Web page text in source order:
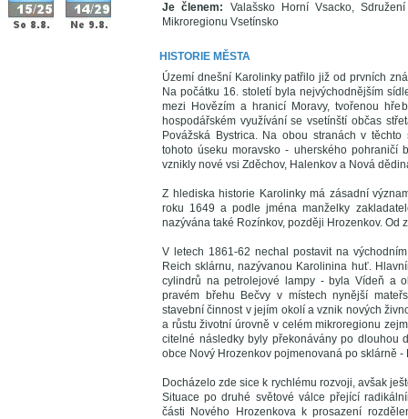
Je členem: Valašsko Horní Vsacko,
Mikroregionu Vsetínsko
HISTORIE MĚSTA
Území dnešní Karolinky patřilo již od prvních
Na počátku 16. století byla nejvýchodnějším
mezi Hovězím a hranicí Moravy, tvořenou
hospodářském využívání se vsetínští občas
Povážská Bystrica. Na obou stranách v
tohoto úseku moravsko - uherského
vznikly nové vsi Zděchov, Halenkov a Nová
Z hlediska historie Karolinky má zásadní
roku 1649 a podle jména manželky
nazývána také Rozínkov, později Hrozenkov. Od
V letech 1861-62 nechal postavit na
Reich sklárnu, nazývanou Karolinina huť.
cylindrů na petrolejové lampy - byla Vídeň a
pravém břehu Bečvy v místech nynější
stavební činnost v jejím okolí a vznik nových
a růstu životní úrovně v celém mikroregionu
citelné následky byly překonávány po dlouhou
obce Nový Hrozenkov pojmenovaná po sklárně
Docházelo zde sice k rychlému rozvoji, avšak
Situace po druhé světové válce přející
části Nového Hrozenkova k prosazení